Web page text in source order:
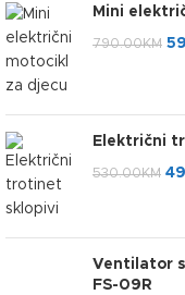
Mini
790.00KM
Električni
530.00KM
Ventilator
FS-09R